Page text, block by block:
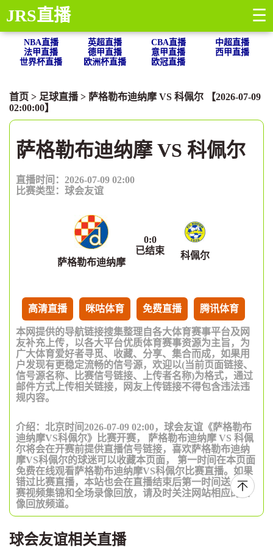
JRS直播 ☰
NBA直播 英超直播 CBA直播
中超直播
法甲直播
德甲直播 意甲直播
西甲直播
世界杯直播
欧洲杯直播 欧冠直播
首页 > 足球直播> 萨格勒布迪纳摩 VS 科佩尔 【2026-07-09
02:00:00】
萨格勒布迪纳摩 VS 科佩尔
直播时间：2026-07-09 02:00
比赛类型： 球会友谊
萨格勒布迪纳摩
0:0
已结束
科佩尔
高清直播 咪咕体育 免费直播 腾讯体育
本网提供的导航链接搜集整理自各大体育赛事平台及网
友补充上传，以各大平台优质体育赛事资源为主旨，为
广大体育爱好者寻觅、收藏、分享、集合而成，如果用
户发现有更稳定流畅的信号源，欢迎以(当前页面链接、
信号源名称、比赛信号链接、上传者名称)为格式，通过
邮件方式上传相关链接，网友上传链接不得包含违法违
规内容。
介绍：北京时间2026-07-09 02:00，球会友谊《萨格勒布
迪纳摩VS科佩尔》比赛开赛， 萨格勒布迪纳摩 VS 科佩
尔将会在开赛前提供直播信号链接，喜欢萨格勒布迪纳
摩VS科佩尔的球迷可以收藏本页面， 第一时间在本页面
免费在线观看萨格勒布迪纳摩VS科佩尔比赛直播。如果
错过比赛直播，本站也会在直播结束后第一时间送上比
赛视频集锦和全场录像回放，请及时关注网站相应的录
像回放频道。
球会友谊相关直播